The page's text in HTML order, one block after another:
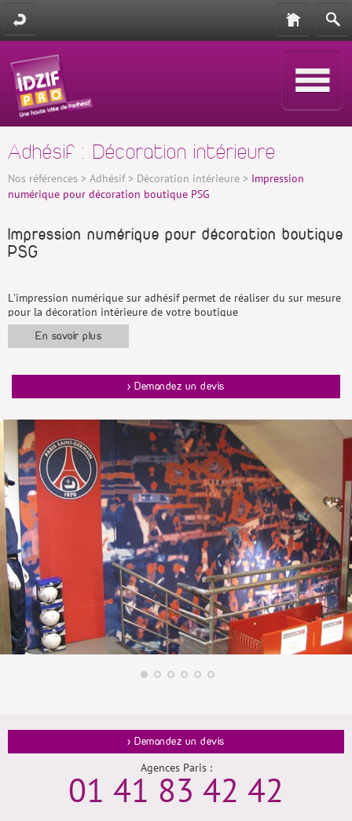
Adhésif : Décoration intérieure
Nos références > Adhésif> Décoration intérieure > Impression
numérique pour décoration boutique PSG
Impression numérique pour décoration boutique
PSG
L'impression numérique sur adhésif permet de réaliser du sur mesure
pour la décoration intérieure de votre boutique
Habillage des murs avec des visuels imprimés en numérique sur de
l'adhésif opaque et changement des visuels dans les
diffusant.
Pas de limite de format avec l'impression numérique, quelque soit la
une prise de côtes précise de la part de nos techniciens.
La décoration intérieure de vos magasins avec de l'adhésif imprimé
en numérique. Pensez-y !!
En savoir plus
> Demandez un devis
> Demandez un devis
Agences Paris :
01 41 83 42 42